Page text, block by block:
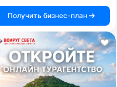
Получить бизнес-план